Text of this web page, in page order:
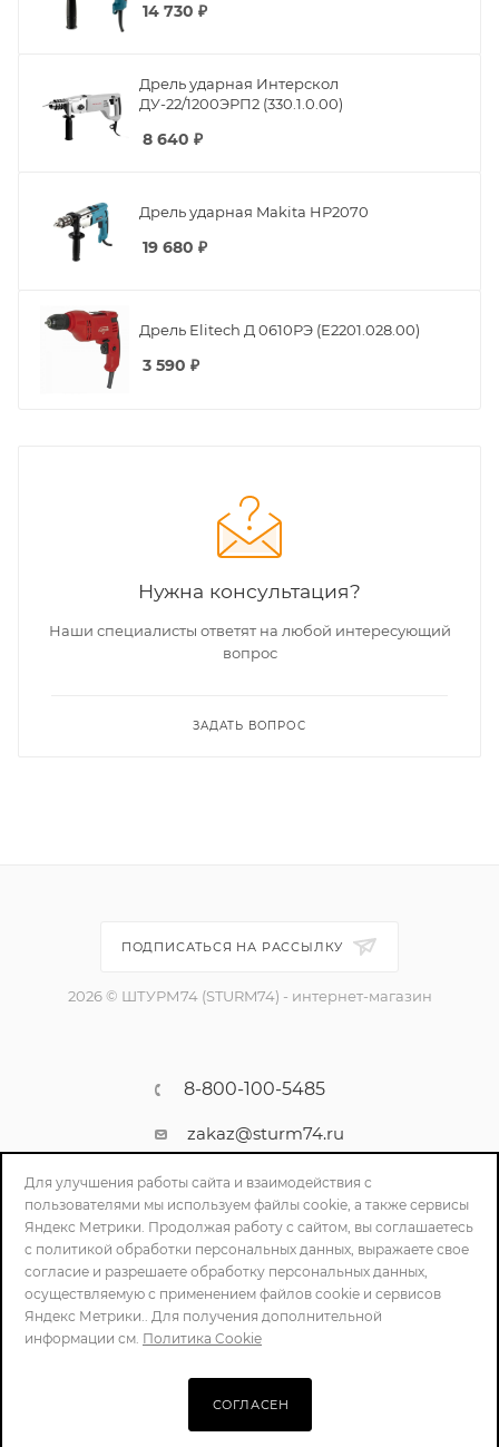
14 730 ₽
Дрель ударная Интерскол
ДУ-22/1200ЭРП2 (330.1.0.00)
8 640 ₽
Дрель ударная Makita HP2070
19 680 ₽
Дрель Elitech Д 0610РЭ (E2201.028.00)
3 590 ₽
Нужна консультация?
Наши специалисты ответят на любой интересующий
вопрос
ЗАДАТЬ ВОПРОС
ПОДПИСАТЬСЯ НА РАССЫЛКУ
2026 © ШТУРМ74 (STURM74) - интернет-магазин
8-800-100-5485
zakaz@sturm74.ru
г. Челябинск, ул. Стартовая 34/1
ПОЛИТИКА КОНФИДЕНЦИАЛЬНОСТИ
Для улучшения работы сайта и взаимодействия с
пользователями мы используем файлы cookie, а также сервисы
Яндекс Метрики. Продолжая работу с сайтом, вы соглашаетесь
с политикой обработки персональных данных, выражаете свое
согласие и разрешаете обработку персональных данных,
осуществляемую с применением файлов cookie и сервисов
Яндекс Метрики.. Для получения дополнительной
информации см. Политика Cookie
СОГЛАСЕН